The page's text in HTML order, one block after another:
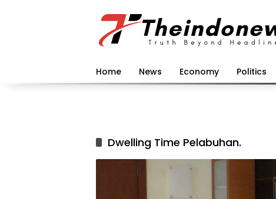
Home News Economy Politics
Dwelling Time Pelabuhan.